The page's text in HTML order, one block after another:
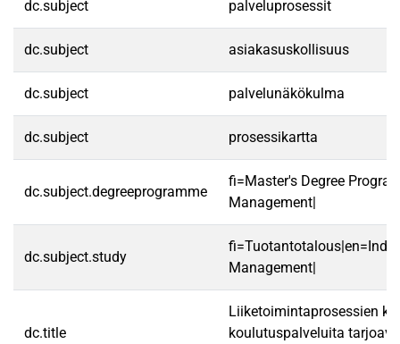
dc.subject palveluprosessit
dc.subject asiakasuskollisuus
dc.subject palvelunäkökulma
dc.subject prosessikartta
dc.subject.degreeprogramme
fi=Master's Degree
Management|
dc.subject.study
Management|
dc.title
Liiketoimintaprosessien
koulutuspalveluita